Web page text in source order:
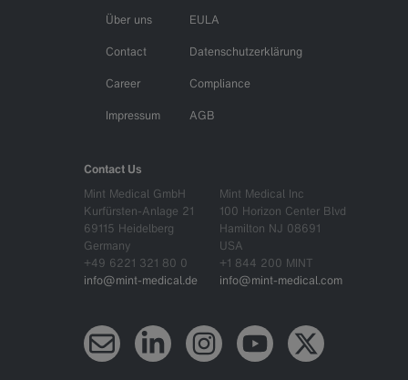
Über uns
Contact
Career
Impressum
EULA
Datenschutzerklärung
Compliance
AGB
Contact Us
Mint Medical GmbH
Kurfürsten-Anlage 21
69115 Heidelberg
Germany
+49 6221 321 80 0
info@mint-medical.de
Mint Medical Inc
100 Horizon Center Blvd
Hamilton NJ 08691
USA
+1 844 200 MINT
info@mint-medical.com
Newsletter LinkedIn Instagram YouTube X (Twitter)